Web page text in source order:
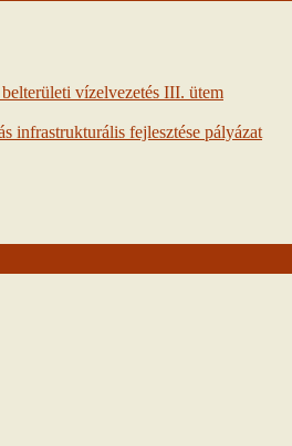
vízelvezetés III. ütem
infrastrukturális fejlesztése pályázat